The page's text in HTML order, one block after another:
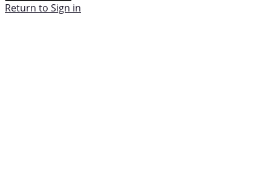
Return to Sign in